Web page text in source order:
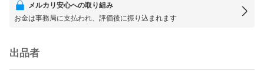
メルカリ安心への取り組み
お金は事務局に支払われ、評価後に振り込まれます
出品者